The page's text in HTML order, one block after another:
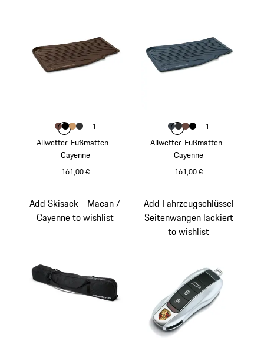
Allwetter-Fußmatten -
Cayenne
161,00 €
Farbe
Farbetrüffelbraun
Farbe schwarz
Farbeluxorbeige
Farbe
+1
Allwetter-Fußmatten -
Cayenne
161,00 €
Farbe
Farbegraphitblau
Farbe achatgrau
Farbetrüffelbraun
Farbe
+1
Add Skisack - Macan /
Cayenne to wishlist
Add Fahrzeugschlüssel
Seitenwangen lackiert
to wishlist